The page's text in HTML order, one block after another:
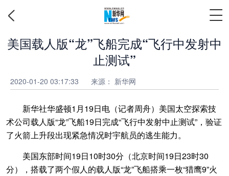
美国载人版“龙”飞船完成“飞行中发射中
止测试”
2020-01-20 03:17:33 来源： 新华网
新华社华盛顿1月19日电（记者周舟）美国太空探索技
术公司载人版“龙”飞船19日完成“飞行中发射中止测试”，验证
了火箭上升段出现紧急情况时宇航员的逃生能力。
美国东部时间19日10时30分（北京时间19日23时30
分），搭载了两个假人的载人版“龙”飞船搭乘一枚“猎鹰9”火